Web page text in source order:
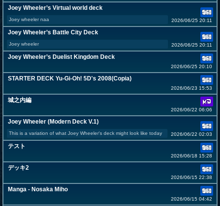
Joey Wheeler’s Virtual world deck
Joey wheeler naa 2026/06/25 20:11
Joey Wheeler’s Battle City Deck
Joey wheeler 2026/06/25 20:11
Joey Wheeler’s Duelist Kingdom Deck
2026/06/25 20:10
STARTER DECK Yu-Gi-Oh! 5D's 2008(Copia)
2026/06/23 15:53
城之内編
2026/06/22 06:06
Joey Wheeler (Modern Deck V.1)
This is a variation of what Joey Wheeler's deck might look like today 2026/06/22 02:03
テスト
2026/06/18 15:28
デッキ2
2026/06/15 22:38
Manga - Nosaka Miho
2026/06/15 04:42